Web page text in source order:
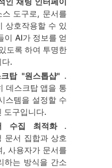
도구로, 문서를
상호작용할 수 있
이 AI가 정보를 얻
도록 하여 투명한
다.
탑 "원스톱샵" .
데스크탑 앱을 통
스템을 설정할 수
도구입니다.
수집 최적화.
서 집합과 상호
, 사용자가 문서를
하는 방식을 간소